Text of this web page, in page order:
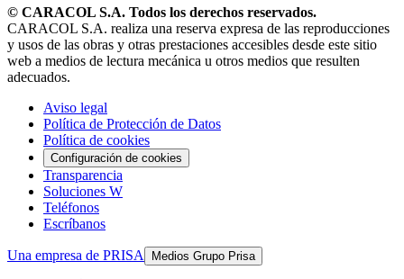
© CARACOL S.A. Todos los derechos reservados.
CARACOL S.A. realiza una reserva expresa de las reproducciones
y usos de las obras y otras prestaciones accesibles desde este sitio
web a medios de lectura mecánica u otros medios que resulten
adecuados.
Aviso legal
Política de Protección de Datos
Política de cookies
Configuración de cookies
Transparencia
Soluciones W
Teléfonos
Escríbanos
Una empresa de PRISA Medios Grupo Prisa